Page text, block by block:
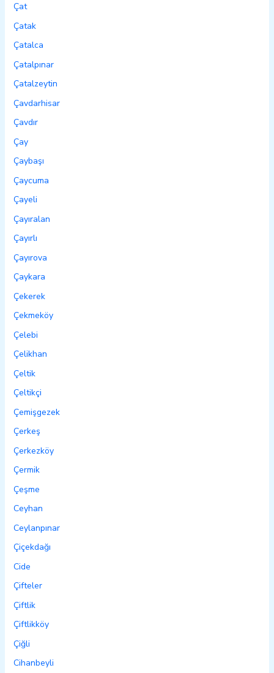
Çat
Çatak
Çatalca
Çatalpınar
Çatalzeytin
Çavdarhisar
Çavdır
Çay
Çaybaşı
Çaycuma
Çayeli
Çayıralan
Çayırlı
Çayırova
Çaykara
Çekerek
Çekmeköy
Çelebi
Çelikhan
Çeltik
Çeltikçi
Çemişgezek
Çerkeş
Çerkezköy
Çermik
Çeşme
Ceyhan
Ceylanpınar
Çiçekdağı
Cide
Çifteler
Çiftlik
Çiftlikköy
Çiğli
Cihanbeyli